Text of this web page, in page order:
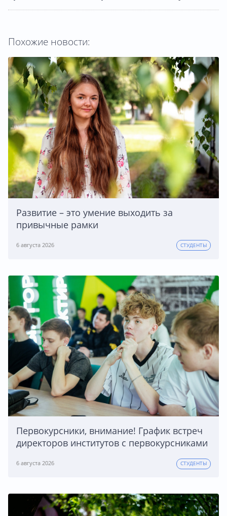
Похожие новости:
Развитие – это умение выходить за
привычные рамки
6 августа 2026 СТУДЕНТЫ
Первокурсники, внимание! График встреч
директоров институтов с первокурсниками
6 августа 2026 СТУДЕНТЫ